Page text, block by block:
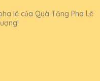
lê của Quà Tặng Pha Lê